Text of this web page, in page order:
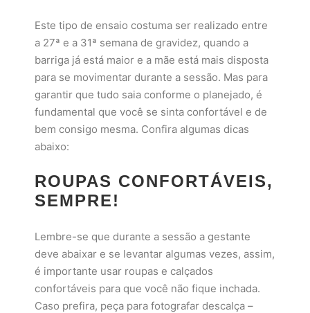
Este tipo de ensaio costuma ser realizado entre
a 27ª e a 31ª semana de gravidez, quando a
barriga já está maior e a mãe está mais disposta
para se movimentar durante a sessão. Mas para
garantir que tudo saia conforme o planejado, é
fundamental que você se sinta confortável e de
bem consigo mesma. Confira algumas dicas
abaixo:
ROUPAS CONFORTÁVEIS,
SEMPRE!
Lembre-se que durante a sessão a gestante
deve abaixar e se levantar algumas vezes, assim,
é importante usar roupas e calçados
confortáveis para que você não fique inchada.
Caso prefira, peça para fotografar descalça –